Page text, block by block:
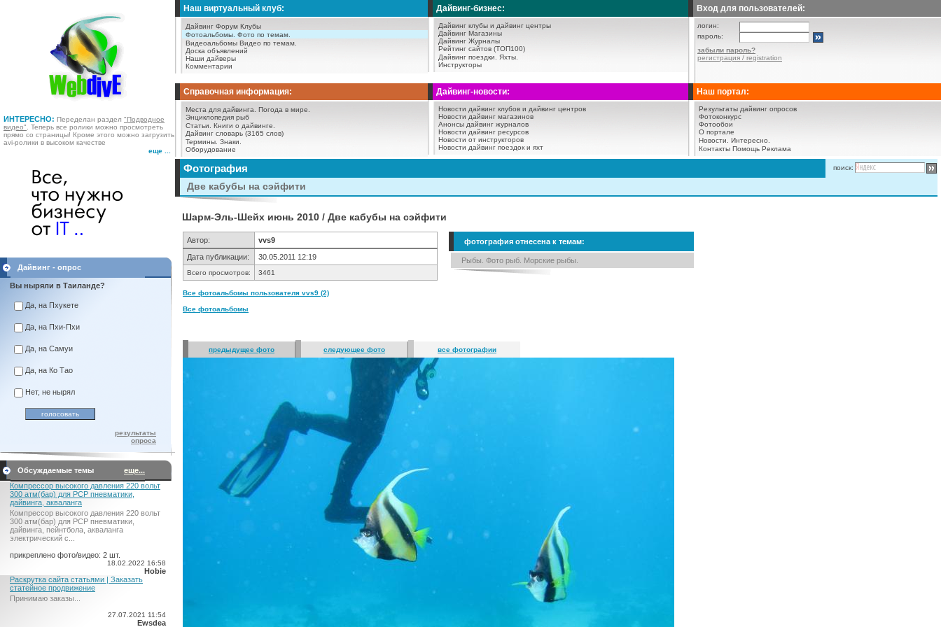
ИНТЕРЕСНО: Переделан раздел "Подводное
видео" . Теперь все ролики можно просмотреть
прямо со страницы! Кроме этого можно загрузить
avi-ролики в высоком качестве
еще ...
Наш виртуальный клуб:
Дайвинг Форум Клубы
Фотоальбомы. Фото по темам.
Видеоальбомы Видео по темам.
Доска объявлений
Наши дайверы
Комментарии
Дайвинг-бизнес:
Дайвинг клубы и дайвинг центры
Дайвинг Магазины
Дайвинг Журналы
Рейтинг сайтов (ТОП100)
Дайвинг поездки.
Яхты.
Инструкторы
Вход для пользователей:
логин:
пароль:
забыли пароль?
регистрация / registration
Справочная информация:
Места для дайвинга.
Погода в мире.
Энциклопедия рыб
Статьи.
Книги о дайвинге.
Дайвинг словарь (3165 слов)
Термины. Знаки.
Оборудование
Дайвинг-новости:
Новости дайвинг клубов и дайвинг центров
Новости дайвинг магазинов
Анонсы дайвинг журналов
Новости дайвинг ресурсов
Новости от инструкторов
Новости дайвинг поездок и яхт
Наш портал:
Результаты дайвинг опросов
Фотоконкурс
Фотообои
О портале
Новости.
Интересно.
Контакты Помощь Реклама
Дайвинг - опрос
Вы ныряли в Таиланде?
Да, на Пхукете
Да, на Пхи-Пхи
Да, на Самуи
Да, на Ко Тао
Нет, не нырял
результаты
опроса
Обсуждаемые темы
еще...
Компрессор высокого давления 220 вольт
300 атм(бар) для PCP пневматики,
дайвинга, акваланга
Компрессор высокого давления 220 вольт
300 атм(бар) для PCP пневматики,
дайвинга, пейнтбола, акваланга
электрический c...
прикреплено фото/видео: 2 шт.
18.02.2022 16:58
Hobie
Раскрутка сайта статьями | Заказать
статейное продвижение
Принимаю заказы...
27.07.2021 11:54
Ewsdea
Фотография поиск:
Две кабубы на сэйфити
Шарм-Эль-Шейх июнь 2010 / Две кабубы на сэйфити
Автор:
vvs9
Дата публикации:
30.05.2011 12:19
Всего просмотров: 3461
Все фотоальбомы пользователя vvs9 (2)
Все фотоальбомы
фотография отнесена к темам:
Рыбы. Фото рыб. Морские рыбы.
предыдущее фото следующее фото все фотографии